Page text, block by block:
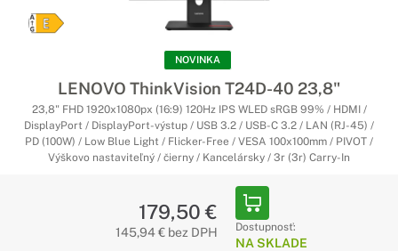
NOVINKA
LENOVO ThinkVision T24D-40 23,8"
23,8" FHD 1920x1080px (16:9) 120Hz IPS WLED sRGB 99% / HDMI /
DisplayPort / DisplayPort-výstup / USB 3.2 / USB-C 3.2 / LAN (RJ-45) /
PD (100W) / Low Blue Light / Flicker-Free / VESA 100x100mm / PIVOT /
Výškovo nastaviteľný / čierny / Kancelársky / 3r (3r) Carry-In
179,50 €
145,94 € bez DPH Dostupnosť:
NA SKLADE